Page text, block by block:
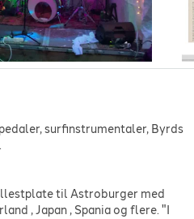
surfinstrumentaler, Byrds
til Astroburger med
, Japan , Spania og flere. "I